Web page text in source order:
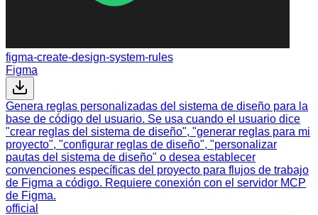
figma-create-design-system-rules
Figma
Genera reglas personalizadas del sistema de diseño para la
base de código del usuario. Se usa cuando el usuario dice
"crear reglas del sistema de diseño", "generar reglas para mi
proyecto", "configurar reglas de diseño", "personalizar
pautas del sistema de diseño" o desea establecer
convenciones específicas del proyecto para flujos de trabajo
de Figma a código. Requiere conexión con el servidor MCP
de Figma.
official